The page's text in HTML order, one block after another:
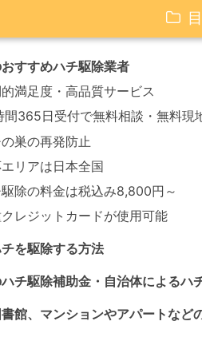
すすめハチ駆除業者
満足度・高品質サービス
間365日受付で無料相談・無料現
巣の再発防止
リアは日本全国
除の料金は税込み8,800円～
レジットカードが使用可能
を駆除する方法
チ駆除補助金・自治体によるハ
館、マンションやアパートなど